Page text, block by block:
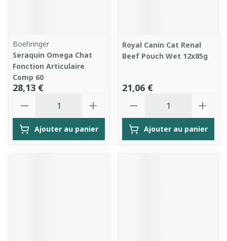
Boehringer
Seraquin Omega Chat
Fonction Articulaire
Comp 60
28,13 €
Ajouter au panier
Royal Canin Cat Renal
Beef Pouch Wet 12x85g
21,06 €
Ajouter au panier